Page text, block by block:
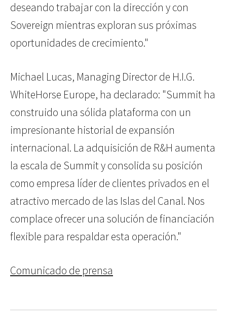
deseando trabajar con la dirección y con
Sovereign mientras exploran sus próximas
oportunidades de crecimiento."
Michael Lucas, Managing Director de H.I.G.
WhiteHorse Europe, ha declarado: "Summit ha
construido una sólida plataforma con un
impresionante historial de expansión
internacional. La adquisición de R&H aumenta
la escala de Summit y consolida su posición
como empresa líder de clientes privados en el
atractivo mercado de las Islas del Canal. Nos
complace ofrecer una solución de financiación
flexible para respaldar esta operación."
Comunicado de prensa